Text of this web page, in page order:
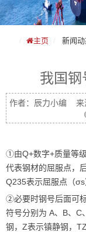
主页 新闻
我国钢
作者：辰力小编 来
①由Q+数字+质量等级
代表钢材的屈服点，
Q235表示屈服点（σs
②必要时钢号后面可
符号分别为 A、B、C
钢，Z表示镇静钢，